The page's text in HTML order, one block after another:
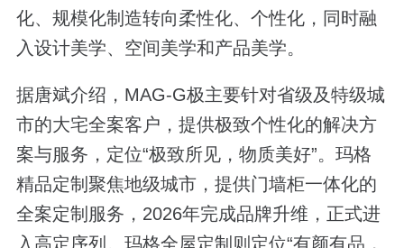
化、规模化制造转向柔性化、个性化，同时融
入设计美学、空间美学和产品美学。
据唐斌介绍，MAG-G极主要针对省级及特级城
市的大宅全案客户，提供极致个性化的解决方
案与服务，定位“极致所见，物质美好”。玛格
精品定制聚焦地级城市，提供门墙柜一体化的
全案定制服务，2026年完成品牌升维，正式进
入高定序列。玛格全屋定制则定位“有颜有品，